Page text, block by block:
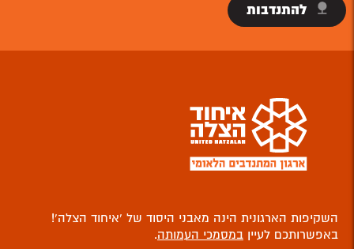
להתנדבות
השקיפות הארגונית הינה מאבני היסוד של ‘איחוד הצלה’!
באפשרותכם לעיין במסמכי העמותה.